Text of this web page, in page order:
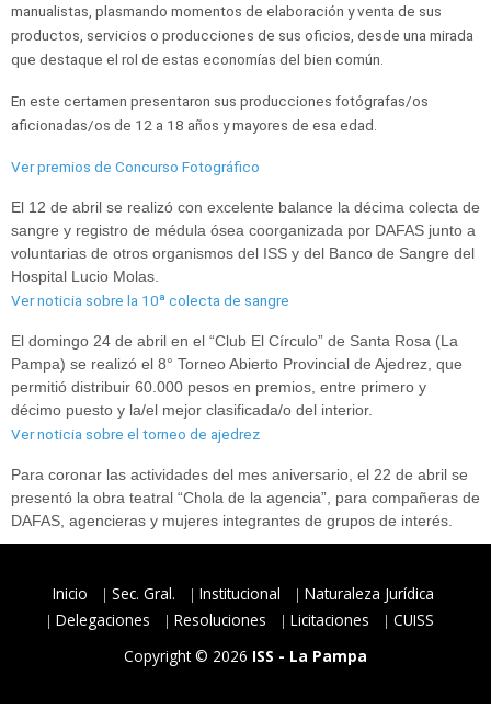
manualistas, plasmando momentos de elaboración y venta de sus
productos, servicios o producciones de sus oficios, desde una mirada
que destaque el rol de estas economías del bien común.
En este certamen presentaron sus producciones fotógrafas/os
aficionadas/os de 12 a 18 años y mayores de esa edad.
Ver premios de Concurso Fotográfico
El 12 de abril se realizó con excelente balance la décima colecta de
sangre y registro de médula ósea coorganizada por DAFAS junto a
voluntarias de otros organismos del ISS y del Banco de Sangre del
Hospital Lucio Molas.
Ver noticia sobre la 10ª colecta de sangre
El domingo 24 de abril en el “Club El Círculo” de Santa Rosa (La
Pampa) se realizó el 8° Torneo Abierto Provincial de Ajedrez, que
permitió distribuir 60.000 pesos en premios, entre primero y
décimo puesto y la/el mejor clasificada/o del interior.
Ver noticia sobre el torneo de ajedrez
Para coronar las actividades del mes aniversario, el 22 de abril se
presentó la obra teatral “Chola de la agencia”, para compañeras de
DAFAS, agencieras y mujeres integrantes de grupos de interés.
Inicio Sec. Gral. Institucional
Naturaleza Jurídica
Delegaciones
Resoluciones Licitaciones
CUISS
Copyright © 2026 ISS - La Pampa